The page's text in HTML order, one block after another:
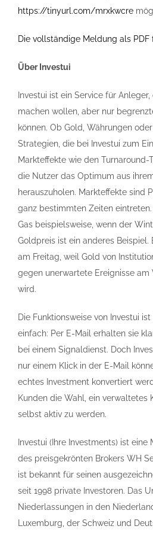
https://tinyurl.com/mrxkwcre
Die vollständige Meldung als PDF
Über Investui
Investui ist ein Service für
machen wollen, aber nur
können. Ob Gold, Währungen
Strategien, die bei Investui zum
Markteffekte wie den
die Nutzer das Optimum aus
herauszuholen. Markteffekte sind
ganz bestimmten Zeiten
Gas beispielsweise, wenn der
Goldpreis ist ein anderes
am Freitag, weil Gold von
gegen unerwartete Ereignisse am
wird.
Die Funktionsweise von Investui
einfach: Per E-Mail erhalten sie
bei einem Signaldienst. Doch
nur einem Klick in der E-Mail
echtes Investment konvertiert
Kunden die Wahl, ein verwaltetes
selbst aktiv zu werden.
Investui (Ihre Investments) ist eine
des preisgekrönten Brokers WH
ist bekannt für seinen
seit 1998 private Investoren. Das
Niederlassungen in den
Luxemburg, der Schweiz und